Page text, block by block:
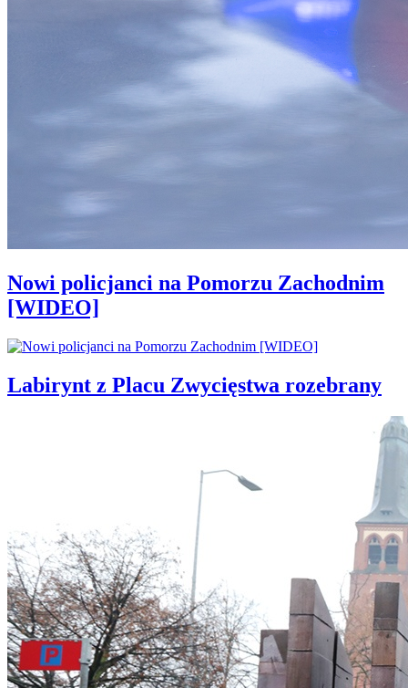
Nowi policjanci na Pomorzu Zachodnim
[WIDEO]
Labirynt z Placu Zwycięstwa rozebrany